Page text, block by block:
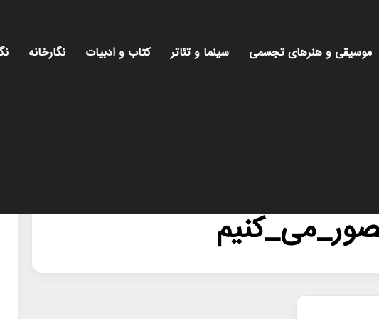
موسیقی و هنرهای تجسمی سینما و تئاتر کتاب و ادبیات نگارخانه